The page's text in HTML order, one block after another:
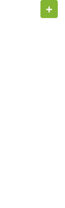
+